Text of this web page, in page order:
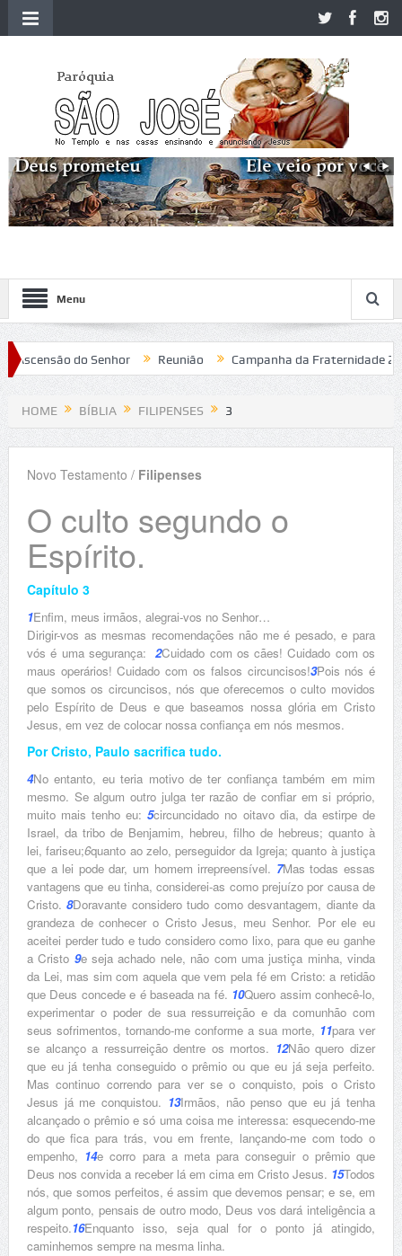
Menu
do Senhor Reunião Campanha da Fraternidade 2020
HOME BÍBLIA FILIPENSES 3
Novo Testamento / Filipenses
O culto segundo o
Espírito.
Capítulo 3
1Enfim, meus irmãos, alegrai-vos no Senhor…
Dirigir-vos as mesmas recomendações não me é pesado, e para
vós é uma segurança: 2Cuidado com os cães! Cuidado com os
maus operários! Cuidado com os falsos circuncisos!3Pois nós é
que somos os circuncisos, nós que oferecemos o culto movidos
pelo Espírito de Deus e que baseamos nossa glória em Cristo
Jesus, em vez de colocar nossa confiança em nós mesmos.
Por Cristo, Paulo sacrifica tudo.
4No entanto, eu teria motivo de ter confiança também em mim
mesmo. Se algum outro julga ter razão de confiar em si próprio,
muito mais tenho eu:5circuncidado no oitavo dia, da estirpe de
Israel, da tribo de Benjamim, hebreu, filho de hebreus; quanto à
lei, fariseu;6quanto ao zelo, perseguidor da Igreja; quanto à justiça
que a lei pode dar, um homem irrepreensível. 7Mas todas essas
vantagens que eu tinha, considerei-as como prejuízo por causa de
Cristo.8Doravante considero tudo como desvantagem, diante da
grandeza de conhecer o Cristo Jesus, meu Senhor. Por ele eu
aceitei perder tudo e tudo considero como lixo, para que eu ganhe
a Cristo 9e seja achado nele, não com uma justiça minha, vinda
da Lei, mas sim com aquela que vem pela fé em Cristo: a retidão
que Deus concede e é baseada na fé. 10Quero assim conhecê-lo,
experimentar o poder de sua ressurreição e da comunhão com
seus sofrimentos, tornando-me conforme a sua morte, 11para ver
se alcanço a ressurreição dentre os mortos. 12Não quero dizer
que eu já tenha conseguido o prêmio ou que eu já seja perfeito.
Mas continuo correndo para ver se o conquisto, pois o Cristo
Jesus já me conquistou. 13Irmãos, não penso que eu já tenha
alcançado o prêmio e só uma coisa me interessa: esquecendo-me
do que fica para trás, vou em frente, lançando-me com todo o
empenho, 14e corro para a meta para conseguir o prêmio que
Deus nos convida a receber lá em cima em Cristo Jesus. 15Todos
nós, que somos perfeitos, é assim que devemos pensar; e se, em
algum ponto, pensais de outro modo, Deus vos dará inteligência a
respeito.16Enquanto isso, seja qual for o ponto já atingido,
caminhemos sempre na mesma linha.